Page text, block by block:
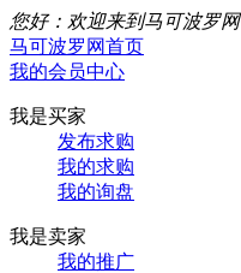
您好：欢迎来到马可波罗网
马可波罗网首页
我的会员中心
我是买家
发布求购
我的求购
我的询盘
我是卖家
我的推广